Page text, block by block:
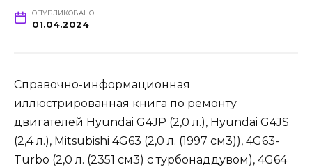
ОПУБЛИКОВАНО
01.04.2024
Справочно-информационная
иллюстрированная книга по ремонту
двигателей Hyundai G4JP (2,0 л.), Hyundai G4JS
(2,4 л.), Mitsubishi 4G63 (2,0 л. (1997 см3)), 4G63-
Turbo (2,0 л. (2351 см3) с турбонаддувом), 4G64